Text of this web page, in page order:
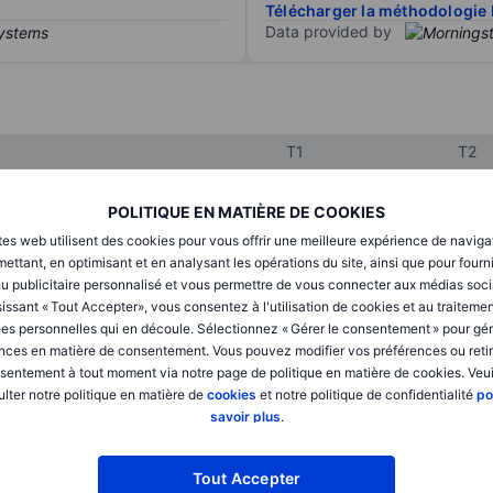
POLITIQUE EN MATIÈRE DE COOKIES
web utilisent des cookies pour vous offrir une meilleure expérience de
en optimisant et en analysant les opérations du site, ainsi que pour
publicitaire personnalisé et vous permettre de vous connecter aux médias
« Tout Accepter», vous consentez à l'utilisation de cookies et au
personnelles qui en découle. Sélectionnez « Gérer le consentement » pour
en matière de consentement. Vous pouvez modifier vos préférences ou
à tout moment via notre page de politique en matière de cookies.
notre politique en matière de cookies et notre politique de confidentialité
savoir plus.
Tout Accepter
Télécharger la méthodologie
Data provided by
T1 T2
XXXXXXX XXXXXXX
XXXXXXX XXXXXXX
XXXXXXX XXXXXXX
XXXXXXX